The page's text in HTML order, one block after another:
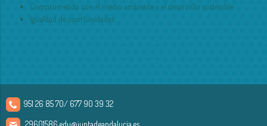
Comprometido con el medio ambiente y el desarrollo sostenible.
Igualdad de oportunidades.
951 26 85 70/ 677 90 39 32